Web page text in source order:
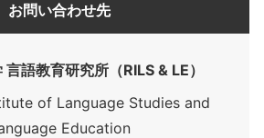
お問い合わせ先
語教育研究所（RILS & LE）
of Language Studies and
Education